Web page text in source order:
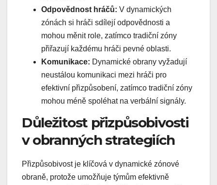
Odpovědnost hráčů: V dynamických
zónách si hráči sdílejí odpovědnosti a
mohou měnit role, zatímco tradiční zóny
přiřazují každému hráči pevné oblasti.
Komunikace: Dynamické obrany vyžadují
neustálou komunikaci mezi hráči pro
efektivní přizpůsobení, zatímco tradiční zóny
mohou méně spoléhat na verbální signály.
Důležitost přizpůsobivosti
v obranných strategiích
Přizpůsobivost je klíčová v dynamické zónové
obraně, protože umožňuje týmům efektivně